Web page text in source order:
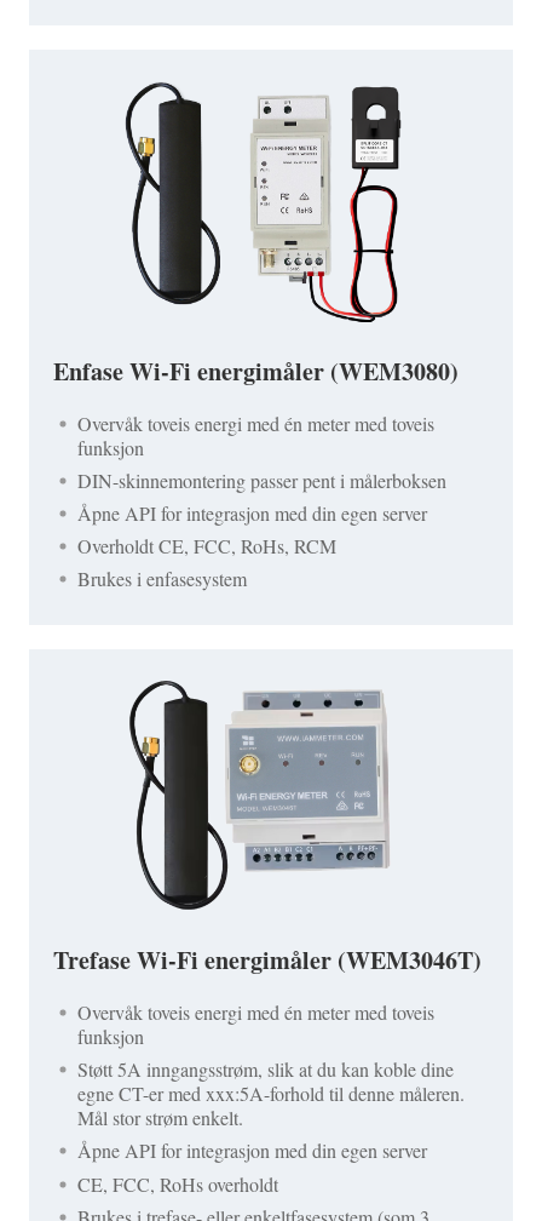
Enfase Wi-Fi energimåler (WEM3080)
Overvåk toveis energi med én meter med toveis
funksjon
DIN-skinnemontering passer pent i målerboksen
Åpne API for integrasjon med din egen server
Overholdt CE, FCC, RoHs, RCM
Brukes i enfasesystem
Trefase Wi-Fi energimåler (WEM3046T)
Overvåk toveis energi med én meter med toveis
funksjon
Støtt 5A inngangsstrøm, slik at du kan koble dine
egne CT-er med xxx:5A-forhold til denne måleren.
Mål stor strøm enkelt.
Åpne API for integrasjon med din egen server
CE, FCC, RoHs overholdt